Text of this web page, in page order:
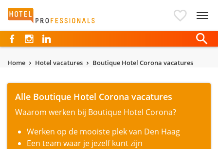
Hotelprofessionals
Home Hotel vacatures Boutique Hotel Corona vacatures
Alle Boutique Hotel Corona vacatures
Waarom werken bij Boutique Hotel Corona?
Werken op de mooiste plek van Den Haag
Een team waar je jezelf kunt zijn